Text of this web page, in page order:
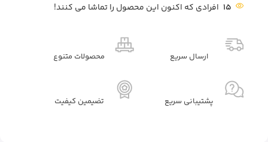
15 افرادی که اکنون این محصول را تماشا می کنند!
ارسال سریع محصولات متنوع
پشتیبانی سریع تضیمین کیفیت